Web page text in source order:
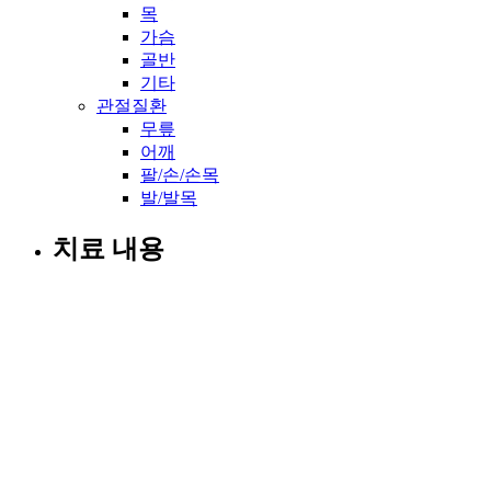
목
가슴
골반
기타
관절질환
무릎
어깨
팔/손/손목
발/발목
치료 내용